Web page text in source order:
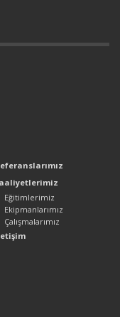
Eğitimlerimiz
Ekipmanlarımız
Çalışmalarımız